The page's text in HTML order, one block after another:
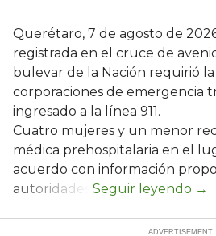
Querétaro, 7 de agosto de
registrada en el cruce de
bulevar de la Nación requirió
corporaciones de emergencia
ingresado a la línea 911.
Cuatro mujeres y un menor
médica prehospitalaria en el
acuerdo con información
autoridades.